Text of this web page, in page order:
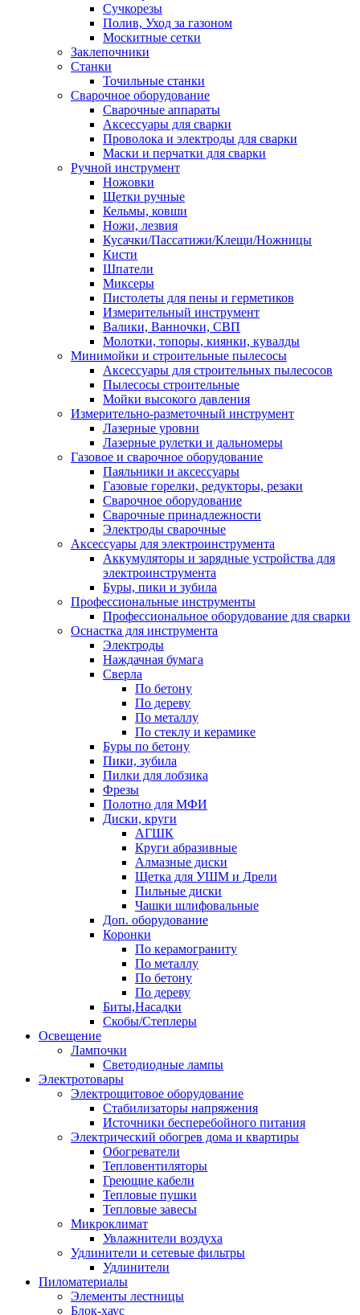
Сучкорезы
Полив, Уход за газоном
Москитные сетки
Заклепочники
Станки
Точильные станки
Сварочное оборудование
Сварочные аппараты
Аксессуары для сварки
Проволока и электроды для сварки
Маски и перчатки для сварки
Ручной инструмент
Ножовки
Щетки ручные
Кельмы, ковши
Ножи, лезвия
Кусачки/Пассатижи/Клещи/Ножницы
Кисти
Шпатели
Миксеры
Пистолеты для пены и герметиков
Измерительный инструмент
Валики, Ванночки, СВП
Молотки, топоры, киянки, кувалды
Минимойки и строительные пылесосы
Аксессуары для строительных пылесосов
Пылесосы строительные
Мойки высокого давления
Измерительно-разметочный инструмент
Лазерные уровни
Лазерные рулетки и дальномеры
Газовое и сварочное оборудование
Паяльники и аксессуары
Газовые горелки, редукторы, резаки
Сварочное оборудование
Сварочные принадлежности
Электроды сварочные
Аксессуары для электроинструмента
Аккумуляторы и зарядные устройства для
электроинструмента
Буры, пики и зубила
Профессиональные инструменты
Профессиональное оборудование для сварки
Оснастка для инструмента
Электроды
Наждачная бумага
Сверла
По бетону
По дереву
По металлу
По стеклу и керамике
Буры по бетону
Пики, зубила
Пилки для лобзика
Фрезы
Полотно для МФИ
Диски, круги
АГШК
Круги абразивные
Алмазные диски
Щетка для УШМ и Дрели
Пильные диски
Чашки шлифовальные
Доп. оборудование
Коронки
По керамограниту
По металлу
По бетону
По дереву
Биты,Насадки
Скобы/Степлеры
Освещение
Лампочки
Светодиодные лампы
Электротовары
Электрощитовое оборудование
Стабилизаторы напряжения
Источники бесперебойного питания
Электрический обогрев дома и квартиры
Обогреватели
Тепловентиляторы
Греющие кабели
Тепловые пушки
Тепловые завесы
Микроклимат
Увлажнители воздуха
Удлинители и сетевые фильтры
Удлинители
Пиломатериалы
Элементы лестницы
Блок-хаус